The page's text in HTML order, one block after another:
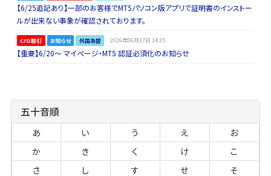
【6/25追記あり】一部のお客様でMT5パソコン版アプリで証明書のインストー
ルが出来ない事象が確認されております。
CFD取引 お知らせ 外国為替 2026年06月17日 14:35
【重要】6/20～ マイページ・MT5 認証必須化のお知らせ
五十音順
あ い う え
お
か
き く け
こ
さ
し す せ
そ